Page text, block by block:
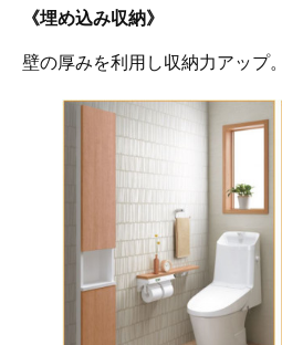
《埋め込み収納》
壁の厚みを利用し収納力アップ。